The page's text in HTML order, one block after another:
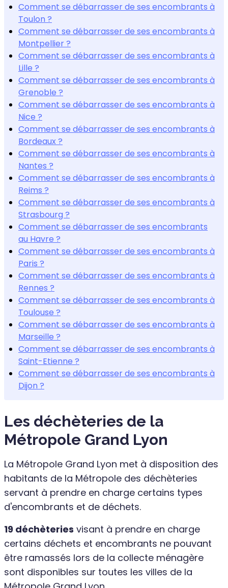
Comment se débarrasser de ses encombrants à
Toulon ?
Comment se débarrasser de ses encombrants à
Montpellier ?
Comment se débarrasser de ses encombrants à
Lille ?
Comment se débarrasser de ses encombrants à
Grenoble ?
Comment se débarrasser de ses encombrants à
Nice ?
Comment se débarrasser de ses encombrants à
Bordeaux ?
Comment se débarrasser de ses encombrants à
Nantes ?
Comment se débarrasser de ses encombrants à
Reims ?
Comment se débarrasser de ses encombrants à
Strasbourg ?
Comment se débarrasser de ses encombrants
au Havre ?
Comment se débarrasser de ses encombrants à
Paris ?
Comment se débarrasser de ses encombrants à
Rennes ?
Comment se débarrasser de ses encombrants à
Toulouse ?
Comment se débarrasser de ses encombrants à
Marseille ?
Comment se débarrasser de ses encombrants à
Saint-Etienne ?
Comment se débarrasser de ses encombrants à
Dijon ?
Les déchèteries de la
Métropole Grand Lyon
La Métropole Grand Lyon met à disposition des
habitants de la Métropole des déchèteries
servant à prendre en charge certains types
d'encombrants et de déchets.
19 déchèteries visant à prendre en charge
certains déchets et encombrants ne pouvant
être ramassés lors de la collecte ménagère
sont disponibles sur toutes les villes de la